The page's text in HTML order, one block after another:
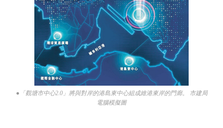
●「觀塘市中心2.0」將與對岸的港島東中心組成維港東岸的門廊。 市建局
電腦模擬圖